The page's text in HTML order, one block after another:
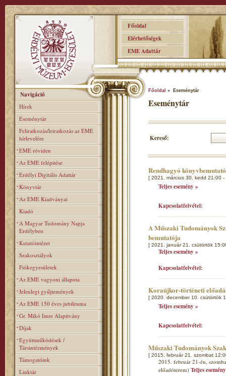
Főoldal
Elérhetőségek
EME Adattár
Navigáció
Hírek
Eseménytár
Feliratkozás/leiratkozás az EME
hírlevelére
EME röviden
Az EME felépitése
Erdélyi Digitális Adattár
Könyvtár
Az EME Kiadványai
Kiadó
A Magyar Tudomány Napja
Erdélyben
Kutatóintézet
Szakosztályok
Fiókegyesületek
Az EME vagyoni állapota
Jelenlegi gyűjtemények
Az EME 150 éves jubileuma
Gr. Mikó Imre Alapitvány
Díjak
Együttműködések /
Társintézmények
Támogatóink
Linktár
Főoldal » Eseménytár
Eseménytár
Kereső:
Rendhagyó
[ 2021. március 30. kedd 21:00
Teljes esemény »
Kapcsolatfelvétel:
A Műszaki Tudományok
bemutatója
[ 2021. január 21. csütörtök
Teljes esemény »
Kapcsolatfelvétel:
Koraújkor-történeti
[ 2020. december 10. csütörtök
Teljes esemény »
Kapcsolatfelvétel:
Műszaki Tudományok
[ 2015. február 21. szombat
2015. február 21-én,
előadóterem) Teljes